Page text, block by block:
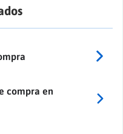
compra en